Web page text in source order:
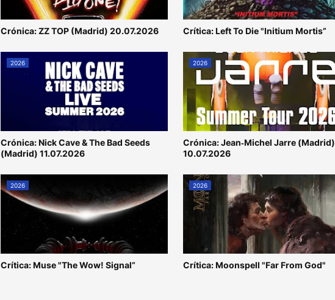
Crónica: ZZ TOP (Madrid) 20.07.2026 Crítica: Left To Die "Initium Mortis”
2026
Crónica: Nick Cave & The Bad Seeds
(Madrid) 11.07.2026
2026
Crónica: Jean‐Michel Jarre (Madrid)
10.07.2026
2026
Crítica: Muse "The Wow! Signal”
2026
Crítica: Moonspell "Far From God"